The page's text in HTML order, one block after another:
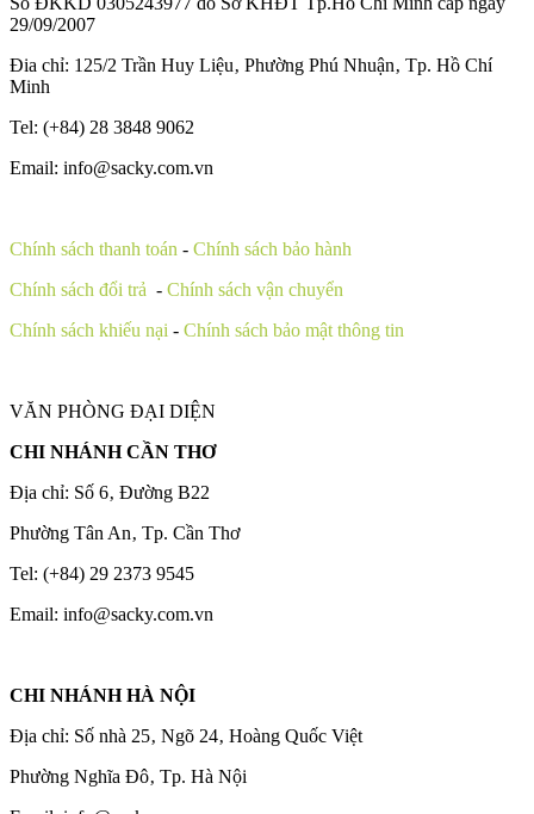
29/09/2007
Đia chỉ: 125/2 Trần Huy Liệu‚ Phường Phú Nhuận‚ Tp. Hồ Chí
Minh
Tel: (+84) 28 3848 9062
Email: info@sacky.com.vn
Chính sách thanh toán - Chính sách bảo hành
Chính sách đổi trả - Chính sách vận chuyển
Chính sách khiếu nại - Chính sách bảo mật thông tin
VĂN PHÒNG ĐẠI DIỆN
CHI NHÁNH CẦN THƠ
Địa chỉ: Số 6‚ Đường B22
Phường Tân An‚ Tp. Cần Thơ
Tel: (+84) 29 2373 9545
Email: info@sacky.com.vn
CHI NHÁNH HÀ NỘI
Địa chỉ: Số nhà 25‚ Ngõ 24‚ Hoàng Quốc Việt
Phường Nghĩa Đô‚ Tp. Hà Nội